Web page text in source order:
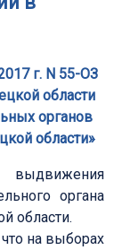
г. N 55-ОЗ
области
органов
области»
органа
области.
на выборах